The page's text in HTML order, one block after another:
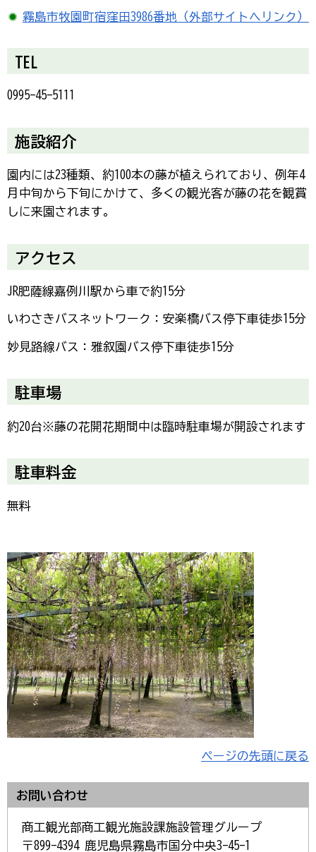
霧島市牧園町宿窪田3986番地（外部サイトへリンク）
TEL
0995-45-5111
施設紹介
園内には23種類、約100本の藤が植えられており、例年4
月中旬から下旬にかけて、多くの観光客が藤の花を観賞
しに来園されます。
アクセス
JR肥薩線嘉例川駅から車で約15分
いわさきバスネットワーク：安楽橋バス停下車徒歩15分
妙見路線バス：雅叙園バス停下車徒歩15分
駐車場
約20台※藤の花開花期間中は臨時駐車場が開設されます
駐車料金
無料
ページの先頭に戻る
お問い合わせ
商工観光部商工観光施設課施設管理グループ
〒899-4394 鹿児島県霧島市国分中央3-45-1